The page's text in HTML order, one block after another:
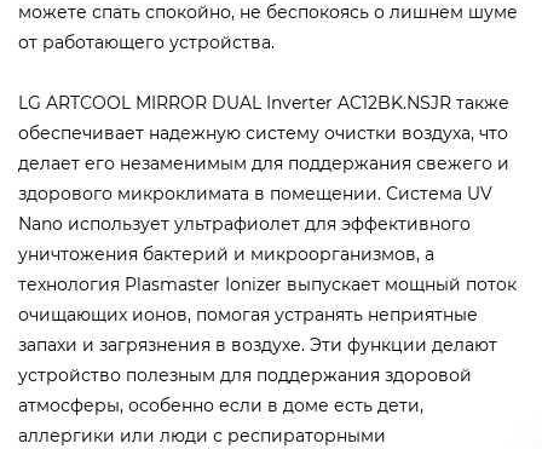
можете спать спокойно, не беспокоясь о лишнем шуме
от работающего устройства.
LG ARTCOOL MIRROR DUAL Inverter AC12BK.NSJR также
обеспечивает надежную систему очистки воздуха, что
делает его незаменимым для поддержания свежего и
здорового микроклимата в помещении. Система UV
Nano использует ультрафиолет для эффективного
уничтожения бактерий и микроорганизмов, а
технология Plasmaster Ionizer выпускает мощный поток
очищающих ионов, помогая устранять неприятные
запахи и загрязнения в воздухе. Эти функции делают
устройство полезным для поддержания здоровой
атмосферы, особенно если в доме есть дети,
аллергики или люди с респираторными